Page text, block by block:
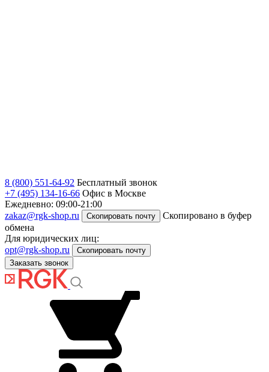
8 (800) 551-64-92 Бесплатный звонок
+7 (495) 134-16-66 Офис в Москве
Ежедневно: 09:00-21:00
zakaz@rgk-shop.ru
Скопировать почту
Скопировано в буфер
обмена
Для юридических лиц:
opt@rgk-shop.ru
Скопировать почту
Заказать звонок